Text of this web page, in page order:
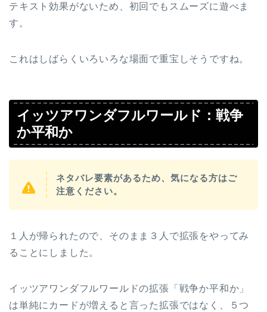
テキスト効果がないため、初回でもスムーズに遊べま
す。
これはしばらくいろいろな場面で重宝しそうですね。
イッツアワンダフルワールド：戦争
か平和か
ネタバレ要素があるため、気になる方はご
注意ください。
１人が帰られたので、そのまま３人で拡張をやってみ
ることにしました。
イッツアワンダフルワールドの拡張「戦争か平和か」
は単純にカードが増えると言った拡張ではなく、５つ